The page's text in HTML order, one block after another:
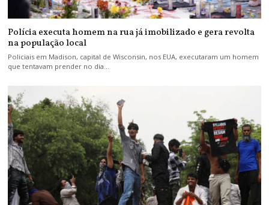
Polícia executa homem na rua já imobilizado e gera revolta
na população local
Policiais em Madison, capital de Wisconsin, nos EUA, executaram um homem
que tentavam prender no dia…